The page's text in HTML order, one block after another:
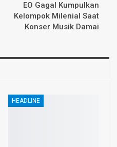
EO Gagal Kumpulkan
Kelompok Milenial Saat
Konser Musik Damai
HEADLINE